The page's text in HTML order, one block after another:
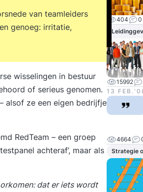
van teamleiders
genoeg: irritatie,
wisselingen in bestuur
of serieus genomen.
alsof ze een eigen bedrijfje
RedTeam – een groep
achteraf’, maar als
dat er iets wordt
404
0
15992
13
4664
Strategie